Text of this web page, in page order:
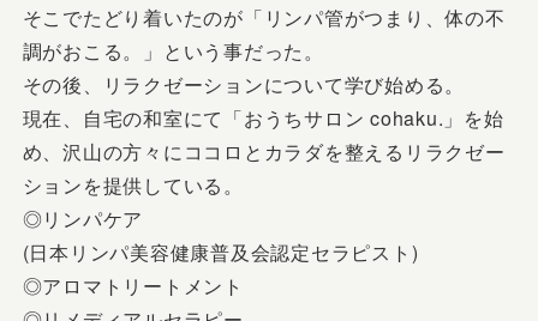
そこでたどり着いたのが「リンパ管がつまり、体の不
調がおこる。」という事だった。
その後、リラクゼーションについて学び始める。
現在、自宅の和室にて「おうちサロン cohaku.」を始
め、沢山の方々にココロとカラダを整えるリラクゼー
ションを提供している。
◎リンパケア
(日本リンパ美容健康普及会認定セラピスト)
◎アロマトリートメント